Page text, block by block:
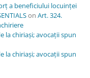
a beneficiului locuinței
on Art. 324.
la chiriași; avocații spun
la chiriași; avocații spun